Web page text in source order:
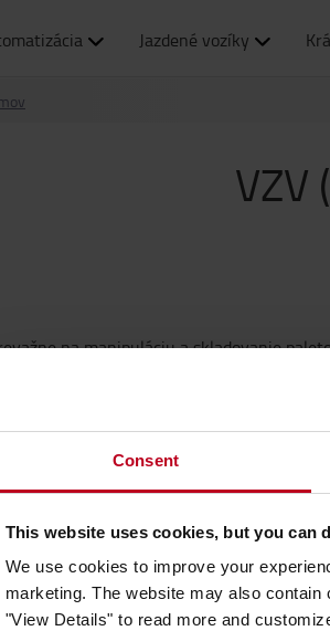
Consent
This website uses cookies, but you can
We use cookies to improve your
marketing. The website may also
"View Details" to read more and
Jazdené vozíky
VZV
na manipuláciu a skladovanie
Hodnoty Toyota
Toyota Production
Udržateľnosť